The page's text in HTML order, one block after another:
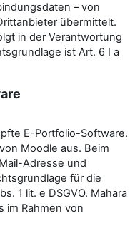
– von
übermittelt.
in der Verantwortung
ist Art. 6 I a
E-Portfolio-Software.
Moodle aus. Beim
Adresse und
für die
1 lit. e DSGVO. Mahara
im Rahmen von